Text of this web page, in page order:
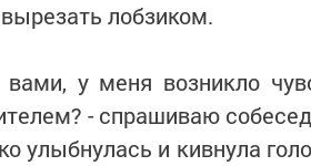
лобзиком.
у меня возникло
- спрашиваю
улыбнулась и кивнула